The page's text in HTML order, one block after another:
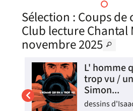
A la suite de
d'assassinat
son encontre
l'auteur livre
et ses
vie, la perte,
de continuer à
©Electre 2024
Livre
Sélection : Coups de
Club lecture
novembre 2025
L' homme
trop vu /
Simon...
dessins